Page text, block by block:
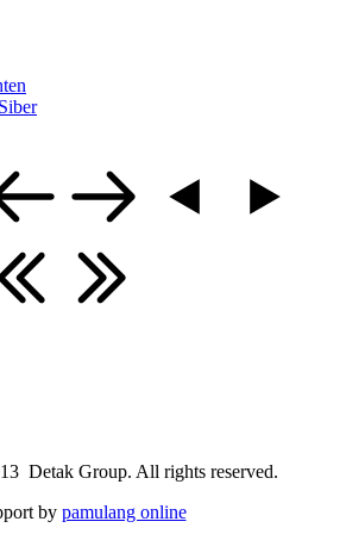
Detak Group. All rights reserved.
by pamulang online